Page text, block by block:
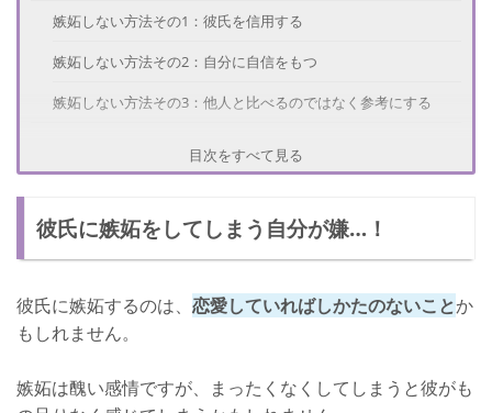
嫉妬しない方法その1：彼氏を信用する
嫉妬しない方法その2：自分に自信をもつ
嫉妬しない方法その3：他人と比べるのではなく参考にする
彼にストレスを与えるのは悪い嫉妬
嫌われてしまう嫉妬を把握しておこう！
目次をすべて見る
彼氏に嫉妬をしてしまう自分が嫌…！
彼氏に嫉妬するのは、 恋愛していればしかたのないことか
もしれません。
嫉妬は醜い感情ですが、まったくなくしてしまうと彼がも